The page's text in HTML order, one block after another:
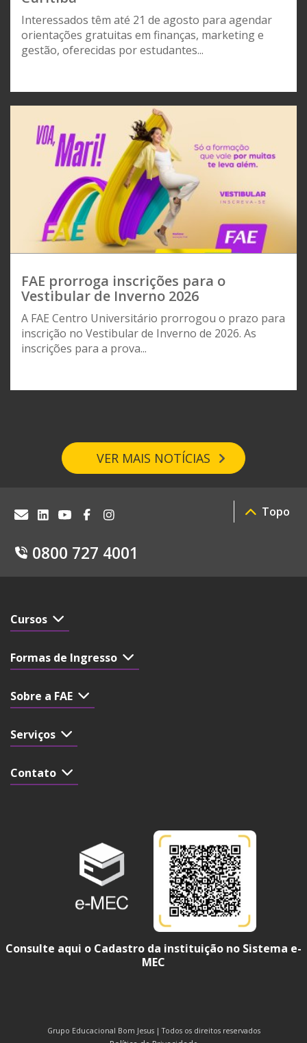
Interessados têm até 21 de agosto para agendar
orientações gratuitas em finanças, marketing e
gestão, oferecidas por estudantes...
FAE prorroga inscrições para o
Vestibular de Inverno 2026
A FAE Centro Universitário prorrogou o prazo para
inscrição no Vestibular de Inverno de 2026. As
inscrições para a prova...
VER MAIS NOTÍCIAS
0800 727 4001
Topo
Cursos
Formas de Ingresso
Sobre a FAE
Serviços
Contato
Consulte aqui o Cadastro da instituição no Sistema e-
MEC
Grupo Educacional Bom Jesus | Todos os direitos reservados